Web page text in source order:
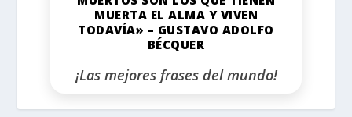
MUERTA EL ALMA Y VIVEN
TODAVÍA» – GUSTAVO ADOLFO
BÉCQUER
¡Las mejores frases del mundo!